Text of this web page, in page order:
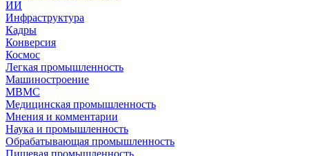
ИИ
Инфраструктура
Кадры
Конверсия
Космос
Легкая промышленность
Машиностроение
МВМС
Медицинская промышленность
Мнения и комментарии
Наука и промышленность
Обрабатывающая промышленность
Пищевая промышленность